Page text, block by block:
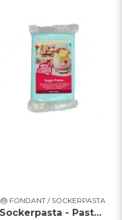
🎂 FONDANT / SOCKERPASTA
Sockerpasta - Pastel Blue - FunCakes